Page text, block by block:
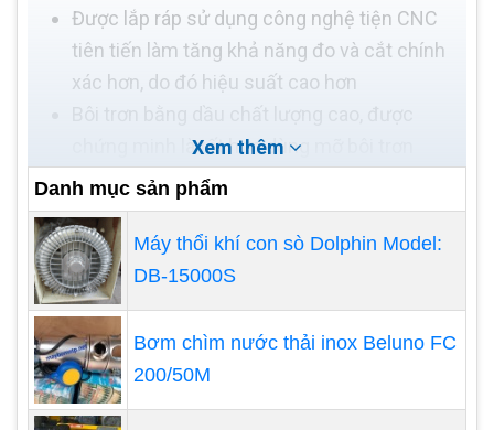
Được lắp ráp sử dụng công nghệ tiện CNC
tiên tiến làm tăng khả năng đo và cắt chính
xác hơn, do đó hiệu suất cao hơn
chứng minh là tốt hơn dùng mỡ bôi trơn
Xem thêm
Danh mục sản phẩm
Máy thổi khí con sò Dolphin Model:
DB-15000S
Bơm chìm nước thải inox Beluno FC
200/50M